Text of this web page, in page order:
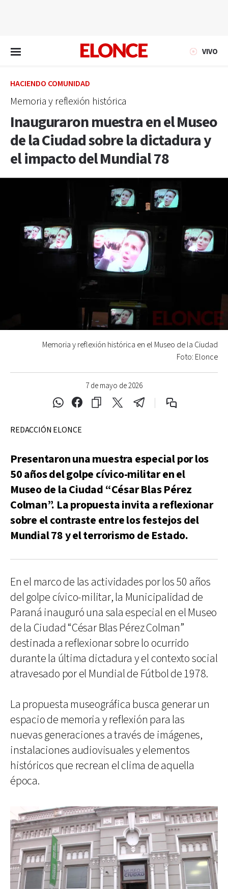
VIVO
HACIENDO COMUNIDAD
Memoria y reflexión histórica
Inauguraron muestra en el Museo
de la Ciudad sobre la dictadura y
el impacto del Mundial 78
7 de mayo de 2026
Memoria y reflexión histórica en el Museo de la Ciudad
Foto: Elonce
REDACCIÓN ELONCE
Presentaron una muestra especial por los
50 años del golpe cívico-militar en el
Museo de la Ciudad “César Blas Pérez
Colman”. La propuesta invita a reflexionar
sobre el contraste entre los festejos del
Mundial 78 y el terrorismo de Estado.
En el marco de las actividades por los 50 años
del golpe cívico-militar, la Municipalidad de
Paraná inauguró una sala especial en el Museo
de la Ciudad “César Blas Pérez Colman”
destinada a reflexionar sobre lo ocurrido
durante la última dictadura y el contexto social
atravesado por el Mundial de Fútbol de 1978.
La propuesta museográfica busca generar un
espacio de memoria y reflexión para las
nuevas generaciones a través de imágenes,
instalaciones audiovisuales y elementos
históricos que recrean el clima de aquella
época.